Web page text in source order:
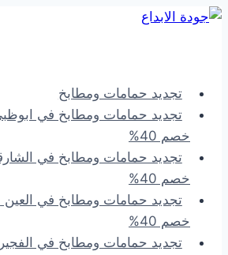
التجاوز
تجديد حمامات ومطابخ
خصم 40%
خصم 40%
خصم 40%